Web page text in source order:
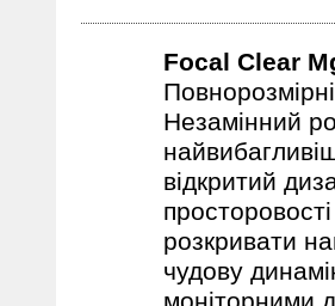
Focal Clear
Незамінний
відкритий
розкривати
чудову